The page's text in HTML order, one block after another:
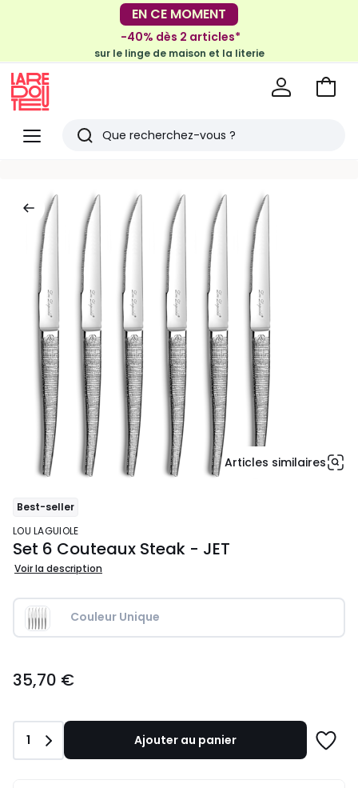
-30€ tous les 100€*
sur le meuble & la déco
EN CE MOMENT
-40% dès 2 articles*
sur le linge de maison et la literie
Menu
Redoute
Rechercher
articles
vus
Voir
Articles similaires
Best-seller
LOU LAGUIOLE
Set 6 Couteaux Steak - JET
Voir la description
Couleur Unique
€.
35,70 €
Quantité
1 Ajouter au panier